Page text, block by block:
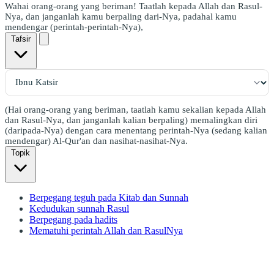
Wahai orang-orang yang beriman! Taatlah kepada Allah dan Rasul-
Nya, dan janganlah kamu berpaling dari-Nya, padahal kamu
mendengar (perintah-perintah-Nya),
Tafsir
(Hai orang-orang yang beriman, taatlah kamu sekalian kepada Allah
dan Rasul-Nya, dan janganlah kalian berpaling) memalingkan diri
(daripada-Nya) dengan cara menentang perintah-Nya (sedang kalian
mendengar) Al-Qur'an dan nasihat-nasihat-Nya.
Topik
Berpegang teguh pada Kitab dan Sunnah
Kedudukan sunnah Rasul
Berpegang pada hadits
Mematuhi perintah Allah dan RasulNya